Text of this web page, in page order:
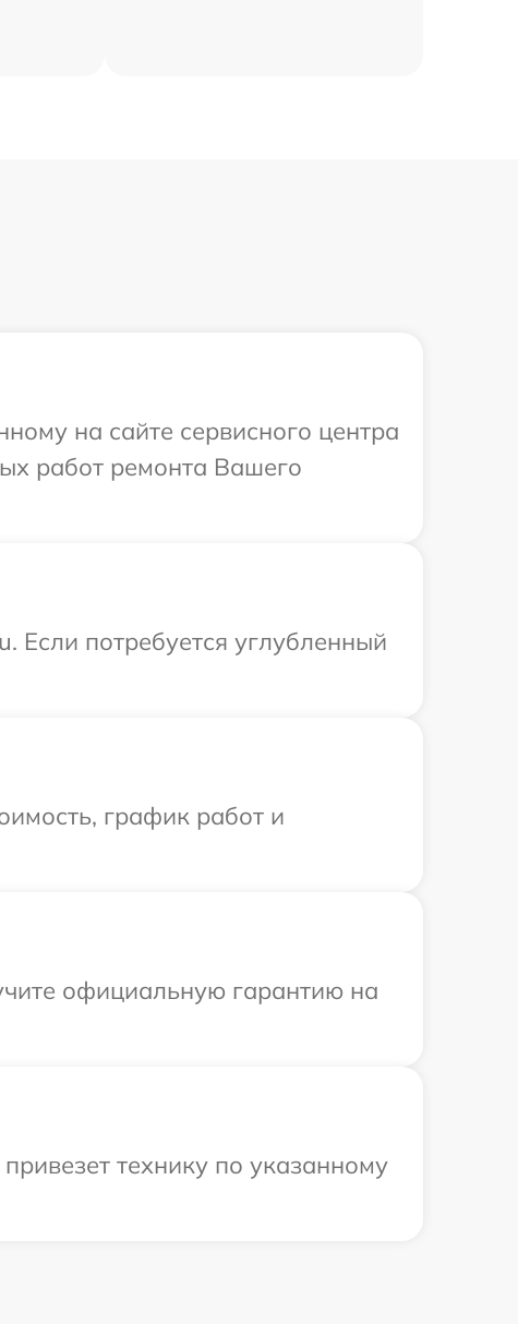
на сайте сервисного центра
работ ремонта Вашего
Если потребуется углубленный
график работ и
официальную гарантию на
технику по указанному